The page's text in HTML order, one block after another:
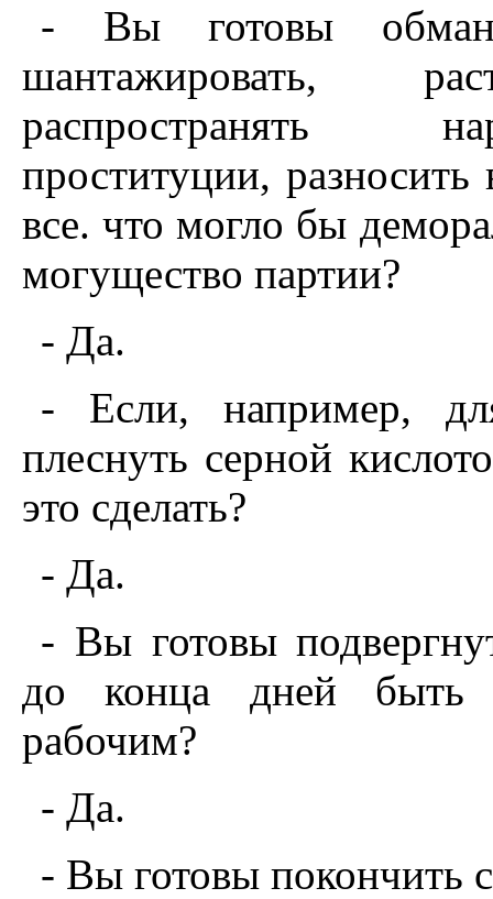
- Вы готовы
шантажировать,
распространять
проституции, разносить
все. что могло бы
могущество партии?
- Да.
- Если, например,
плеснуть серной
это сделать?
- Да.
- Вы готовы
до конца дней быть
рабочим?
- Да.
- Вы готовы покончить